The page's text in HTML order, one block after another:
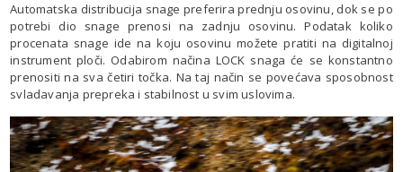
Automatska distribucija snage preferira prednju osovinu, dok se po
potrebi dio snage prenosi na zadnju osovinu. Podatak koliko
procenata snage ide na koju osovinu možete pratiti na digitalnoj
instrument ploči. Odabirom načina LOCK snaga će se konstantno
prenositi na sva četiri točka. Na taj način se povećava sposobnost
svladavanja prepreka i stabilnost u svim uslovima.